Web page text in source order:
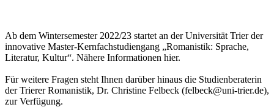
Ab dem Wintersemester 2022/23 startet an der Universität Trier der
innovative Master-Kernfachstudiengang „Romanistik: Sprache,
Literatur, Kultur“. Nähere Informationen hier.
Für weitere Fragen steht Ihnen darüber hinaus die Studienberaterin
der Trierer Romanistik, Dr. Christine Felbeck (felbeck@uni-trier.de),
zur Verfügung.